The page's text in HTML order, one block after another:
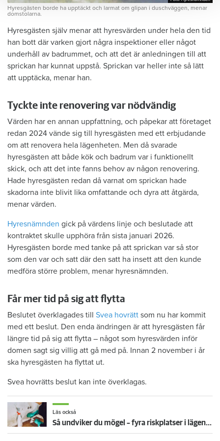
Hyresgästen borde ha upptäckt och larmat om glipan i duschväggen, menar
domstolarna.
Hyresgästen själv menar att hyresvärden under hela den tid
han bott där varken gjort några inspektioner eller något
underhåll av badrummet, och att det är anledningen till att
sprickan har kunnat uppstå. Sprickan var heller inte så lätt
att upptäcka, menar han.
Tyckte inte renovering var nödvändig
Värden har en annan uppfattning, och påpekar att företaget
redan 2024 vände sig till hyresgästen med ett erbjudande
om att renovera hela lägenheten. Men då svarade
hyresgästen att både kök och badrum var i funktionellt
skick, och att det inte fanns behov av någon renovering.
Hade hyresgästen redan då varnat om sprickan hade
skadorna inte blivit lika omfattande och dyra att åtgärda,
menar värden.
Hyresnämnden gick på värdens linje och beslutade att
kontraktet skulle upphöra från sista januari 2026.
Hyresgästen borde med tanke på att sprickan var så stor
som den var och satt där den satt ha insett att den kunde
medföra större problem, menar hyresnämnden.
Får mer tid på sig att flytta
Beslutet överklagades till Svea hovrätt som nu har kommit
med ett beslut. Den enda ändringen är att hyresgästen får
längre tid på sig att flytta – något som hyresvärden inför
domen sagt sig villig att gå med på. Innan 2 november i år
ska hyresgästen ha flyttat ut.
Svea hovrätts beslut kan inte överklagas.
Läs också
Så undviker du mögel – fyra riskplatser i lägenheten: ”Måste städa bort”